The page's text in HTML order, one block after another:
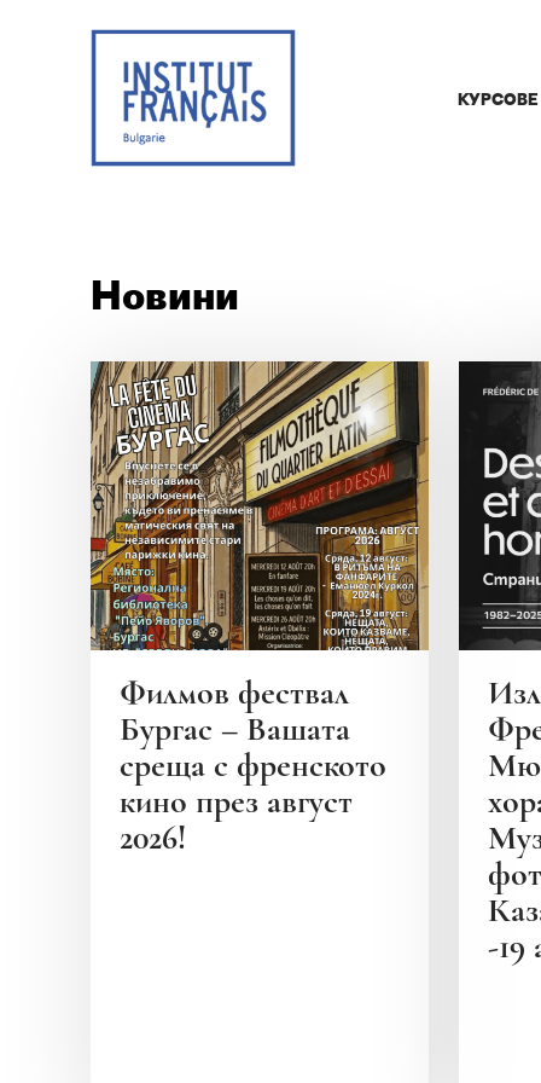
Новини
Филмов фествал
Бургас – Вашата
среща с френското
кино през август
2026!
-19